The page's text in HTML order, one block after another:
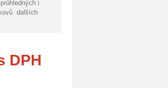
i
dalších
DPH